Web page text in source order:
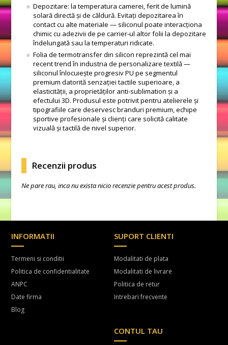
Depozitare: la temperatura camerei, ferit de lumină
solară directă și de căldură. Evitați depozitarea în
contact cu alte materiale — siliconul poate interacționa
chimic cu adezivii de pe carrier-ul altor folii la depozitare
îndelungată sau la temperaturi ridicate.
Folia de termotransfer din silicon reprezintă cel mai
recent trend în industria de personalizare textilă —
siliconul înlocuiește progresiv PU pe segmentul
premium datorită senzației tactile superioare, a
elasticității, a proprietăților anti-sublimation și a
efectului 3D. Produsul este potrivit pentru atelierele și
tipografiile care deservesc branduri premium, echipe
sportive profesionale și clienți care solicită calitate
vizuală și tactilă de nivel superior.
Recenzii produs
Ne pare rau, inca nu exista nicio recenzie pentru acest produs.
INFORMATII
Termeni si conditii
Politica de confidentialitate
ANPC
Date firma
Blog
SUPORT CLIENTI
Modalitati de plata
Modalitati de livrare
Politica de retur
Intrebari frecvente
CONTUL TAU